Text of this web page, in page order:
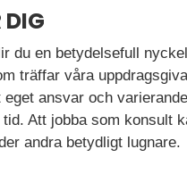
DIG
du en betydelsefull
träffar våra
ansvar och
Att jobba som konsult
andra betydligt lugnare.